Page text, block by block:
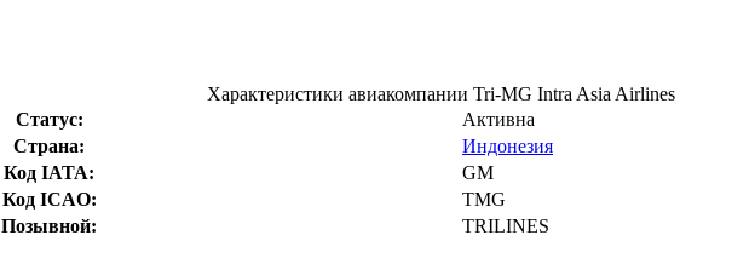
Характеристики авиакомпании Tri-MG Intra Asia Airlines
Статус:
Активна
Страна:
Индонезия
Код IATA:
GM
Код ICAO:
TMG
Позывной:
TRILINES